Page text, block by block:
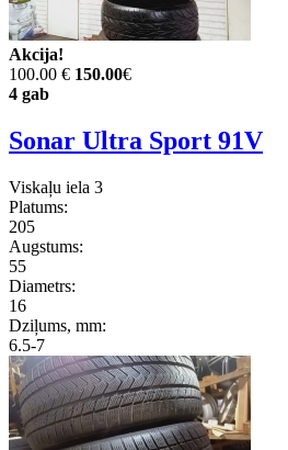
Akcija!
100.00 € 150.00€
4 gab
Sonar Ultra Sport 91V
Viskaļu iela 3
Platums:
205
Augstums:
55
Diametrs:
16
Dziļums, mm:
6.5-7